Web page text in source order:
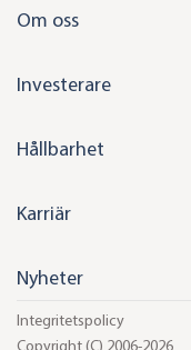
Om oss
Investerare
Hållbarhet
Karriär
Nyheter
Integritetspolicy